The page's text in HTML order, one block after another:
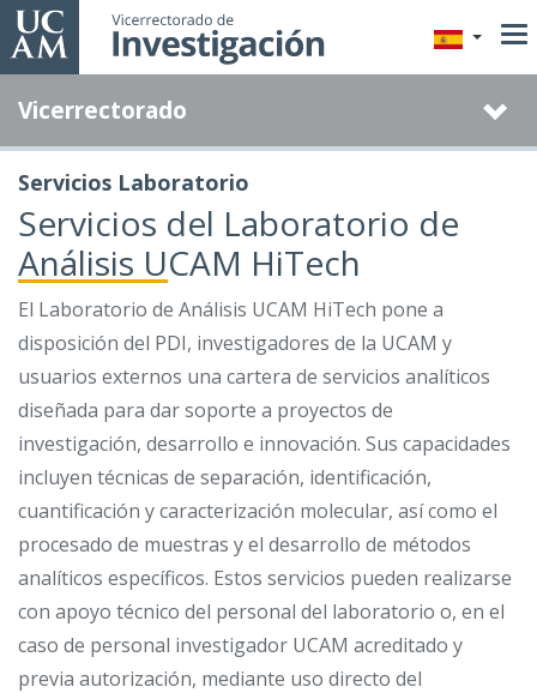
Pasar
al
principal
Vicerrectorado
Servicios Laboratorio
Servicios del Laboratorio de
Análisis UCAM HiTech
El Laboratorio de Análisis UCAM HiTech pone a
disposición del PDI, investigadores de la UCAM y
usuarios externos una cartera de servicios analíticos
diseñada para dar soporte a proyectos de
investigación, desarrollo e innovación. Sus capacidades
incluyen técnicas de separación, identificación,
cuantificación y caracterización molecular, así como el
procesado de muestras y el desarrollo de métodos
analíticos específicos. Estos servicios pueden realizarse
con apoyo técnico del personal del laboratorio o, en el
caso de personal investigador UCAM acreditado y
previa autorización, mediante uso directo del